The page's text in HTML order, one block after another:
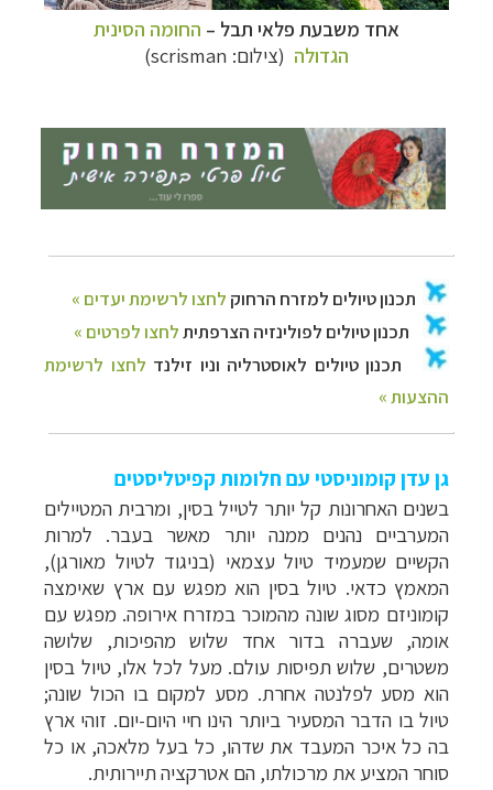
אחד משבעת פלאי תבל – החומה הסינית
הגדולה (צילום: scrisman)
גן עדן קומוניסטי עם חלומות קפיטליסטים
בשנים האחרונות קל יותר לטייל בסין, ומרבית המטיילים
המערביים נהנים ממנה יותר מאשר בעבר. למרות
הקשיים שמעמיד טיול עצמאי (בניגוד לטיול מאורגן),
המאמץ כדאי. טיול בסין הוא מפגש עם ארץ שאימצה
קומוניזם מסוג שונה מהמוכר במזרח אירופה. מפגש עם
אומה, שעברה בדור אחד שלוש מהפיכות, שלושה
משטרים, שלוש תפיסות עולם. מעל לכל אלו, טיול בסין
הוא מסע לפלנטה אחרת. מסע למקום בו הכול שונה;
טיול בו הדבר המסעיר ביותר הינו חיי היום-יום. זוהי ארץ
בה כל איכר המעבד את שדהו, כל בעל מלאכה, או כל
סוחר המציע את מרכולתו, הם אטרקציה תיירותית.